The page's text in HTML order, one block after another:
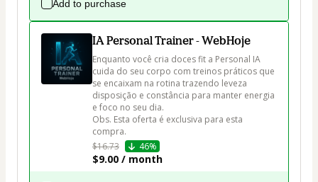
Add to purchase
IA Personal Trainer - WebHoje
Enquanto você cria doces fit a Personal IA
cuida do seu corpo com treinos práticos que
se encaixam na rotina trazendo leveza
disposição e constância para manter energia
e foco no seu dia.
Obs. Esta oferta é exclusiva para esta
compra.
$16.73
46%
$9.00 / month